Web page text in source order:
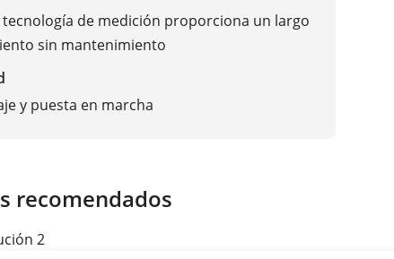
de medición proporciona un largo
sin mantenimiento
y puesta en marcha
recomendados
2